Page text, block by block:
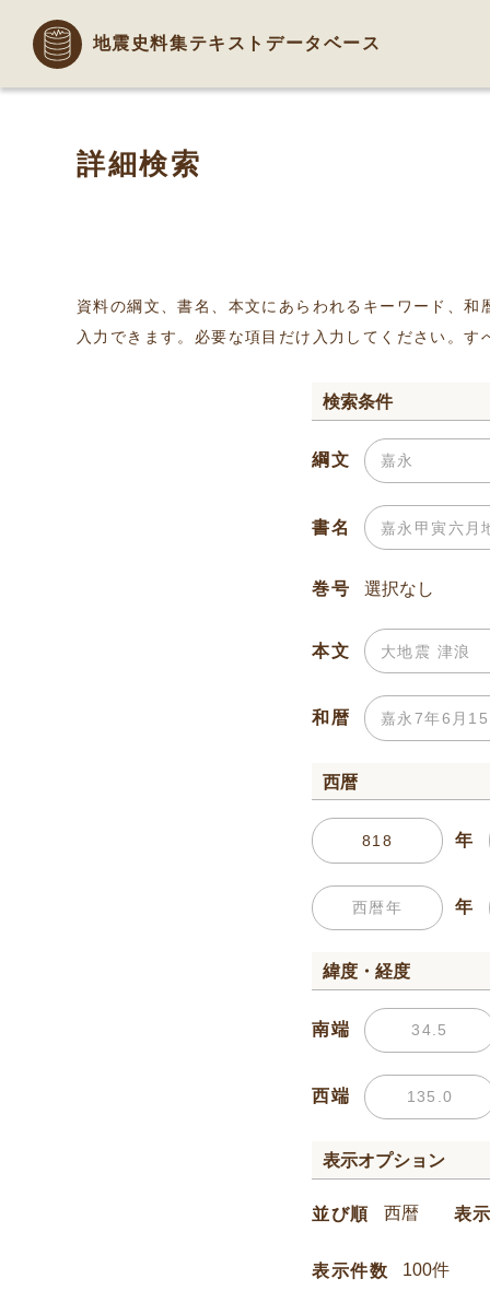
地震史料集テキストデータベース
詳細検索
資料の綱文、書名、本文にあらわれるキーワード、
入力できます。必要な項目だけ入力してください。
検索条件
綱文
書名
巻号
本文
和暦
西暦
年
年
緯度・経度
南端
西端
表示オプション
並び順 表
表示件数